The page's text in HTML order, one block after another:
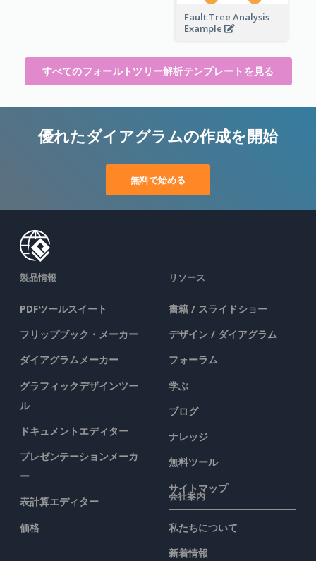
Fault Tree Analysis
Example
すべてのフォールトツリー解析テンプレートを見る
優れたダイアグラムの作成を開始
無料で始める
製品情報
PDFツールスイート
フリップブック・メーカー
ダイアグラムメーカー
グラフィックデザインツー
ル
ドキュメントエディター
プレゼンテーションメーカ
ー
表計算エディター
価格
リソース
書籍 / スライドショー
デザイン / ダイアグラム
フォーラム
学ぶ
ブログ
ナレッジ
無料ツール
サイトマップ
会社案内
私たちについて
新着情報